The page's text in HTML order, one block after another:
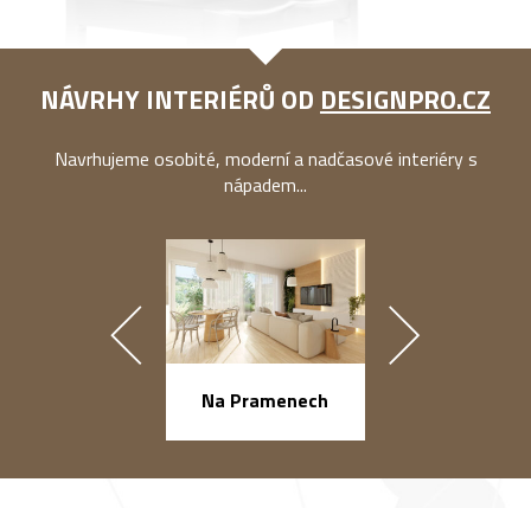
NÁVRHY INTERIÉRŮ OD DESIGNPRO.CZ
Navrhujeme osobité, moderní a nadčasové interiéry s
nápadem...
Na Pramenech